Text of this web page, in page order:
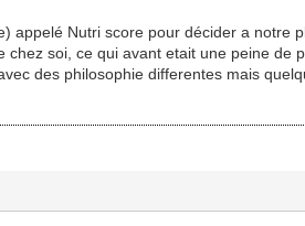
appelé Nutri score pour décider a notre
soi, ce qui avant etait une peine de
des philosophie differentes mais